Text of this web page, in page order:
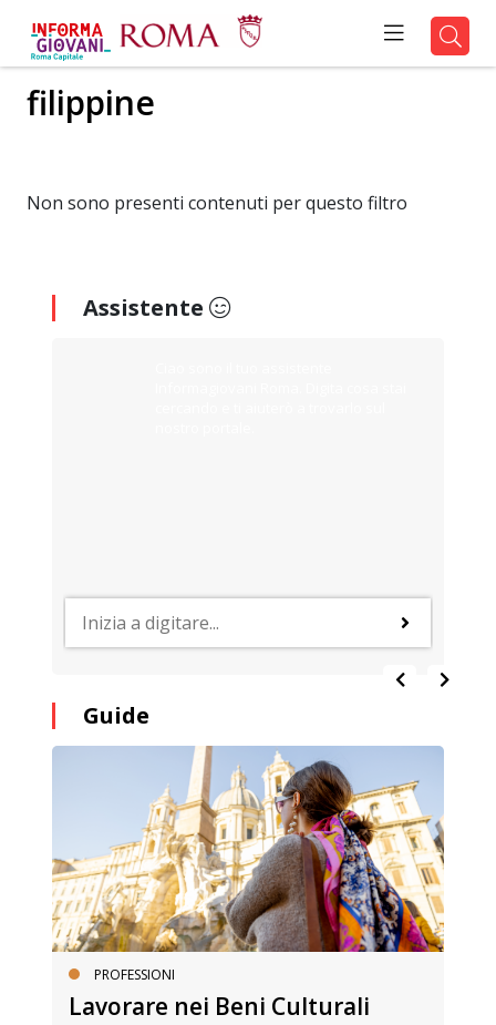
filippine
Non sono presenti contenuti per questo filtro
Assistente
Guide
PROFESSIONI
Lavorare nei Beni Culturali